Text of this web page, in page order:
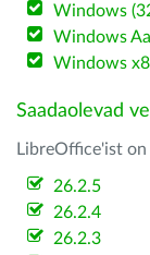
Windows
Windows
Windows
Saadaolevad
LibreOffice'ist
26.2.5
26.2.4
26.2.3